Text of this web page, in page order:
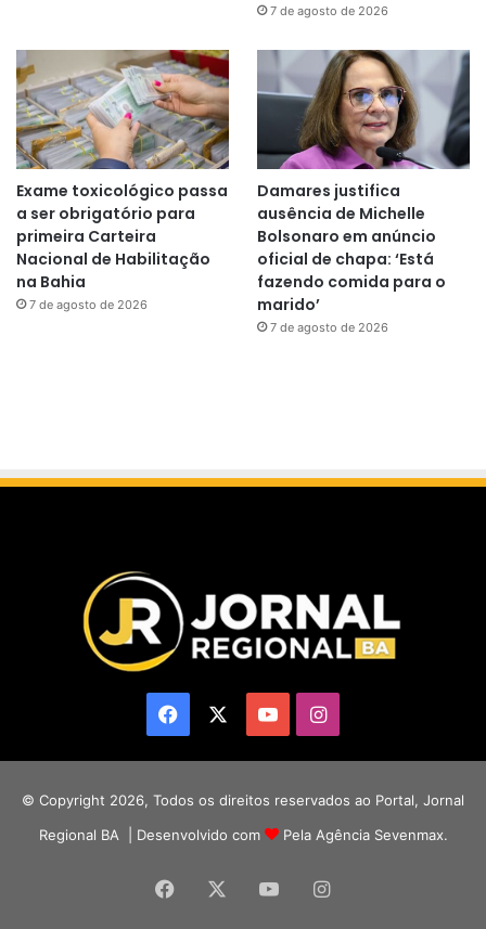
7 de agosto de 2026
Exame toxicológico passa
a ser obrigatório para
primeira Carteira
Nacional de Habilitação
na Bahia
7 de agosto de 2026
Damares justifica
ausência de Michelle
Bolsonaro em anúncio
oficial de chapa: ‘Está
fazendo comida para o
marido’
7 de agosto de 2026
Facebook YouTubeInstagram
© Copyright 2026, Todos os direitos reservados ao Portal, Jornal
Regional BA | Desenvolvido com
Pela Agência Sevenmax.
Facebook YouTubeInstagram